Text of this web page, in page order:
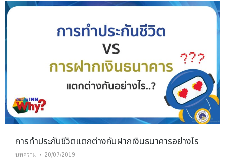
การทำประกันชีวิตแตกต่างกับฝากเงินธนาคารอย่างไร
บทความ 20/07/2019